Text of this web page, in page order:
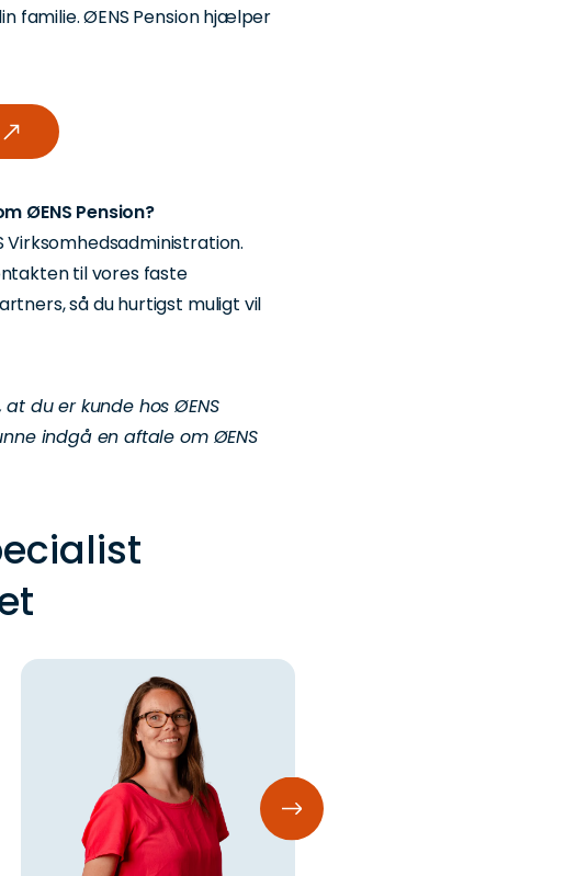
familie. ØENS Pension hjælper
ØENS Pension?
til vores faste
så du hurtigst muligt vil
du er kunde hos ØENS
indgå en aftale om ØENS